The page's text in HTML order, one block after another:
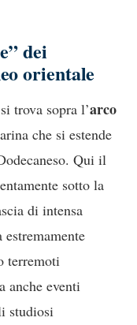
dei
orientale
trova sopra l’arco
che si estende
Qui il
sotto la
di intensa
terremoti
anche eventi
studiosi